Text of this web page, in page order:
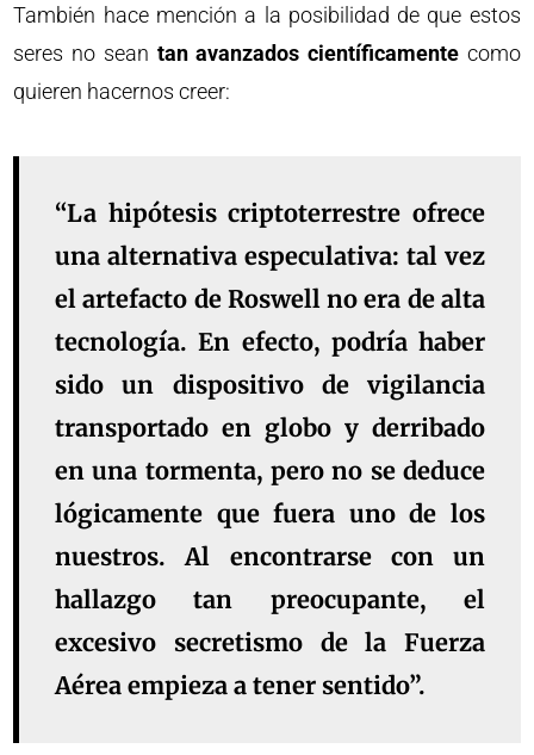
También hace mención a la posibilidad de que estos
seres no sean tan avanzados científicamente como
quieren hacernos creer:
“La hipótesis criptoterrestre ofrece
unaalternativa especulativa: tal vez
el artefacto de Roswell no era de alta
tecnología. En efecto, podría haber
sido un dispositivo de vigilancia
transportado en globo y derribado
en una tormenta, pero no se deduce
lógicamente que fuera uno de los
nuestros. Al encontrarse con un
hallazgo tan preocupante, el
excesivo secretismode la Fuerza
Aérea empieza a tener sentido”.